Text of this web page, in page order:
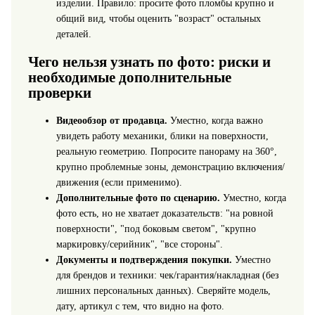
изделии. Правило: просите фото пломбы крупно и
общий вид, чтобы оценить "возраст" остальных
деталей.
Чего нельзя узнать по фото: риски и
необходимые дополнительные
проверки
Видеообзор от продавца. Уместно, когда важно
увидеть работу механики, блики на поверхности,
реальную геометрию. Попросите панораму на 360°,
крупно проблемные зоны, демонстрацию включения/
движения (если применимо).
Дополнительные фото по сценарию. Уместно, когда
фото есть, но не хватает доказательств: "на ровной
поверхности", "под боковым светом", "крупно
маркировку/серийник", "все стороны".
Документы и подтверждения покупки. Уместно
для брендов и техники: чек/гарантия/накладная (без
лишних персональных данных). Сверяйте модель,
дату, артикул с тем, что видно на фото.